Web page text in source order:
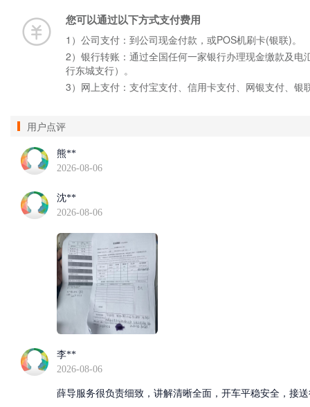
您可以通过以下方式支付费用
1）公司支付：到公司现金付款，或POS机刷卡(银联)。
2）银行转账：通过全国任何一家银行办理现金缴款及
行东城支行）。
3）网上支付：支付宝支付、信用卡支付、网银支付、银
用户点评
熊**
2026-08-06
沈**
2026-08-06
李**
2026-08-06
薛导服务很负责细致，讲解清晰全面，开车平稳安全，接